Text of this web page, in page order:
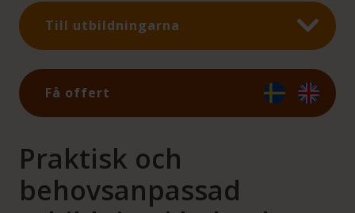
Till utbildningarna
Få offert
Praktisk och
behovsanpassad